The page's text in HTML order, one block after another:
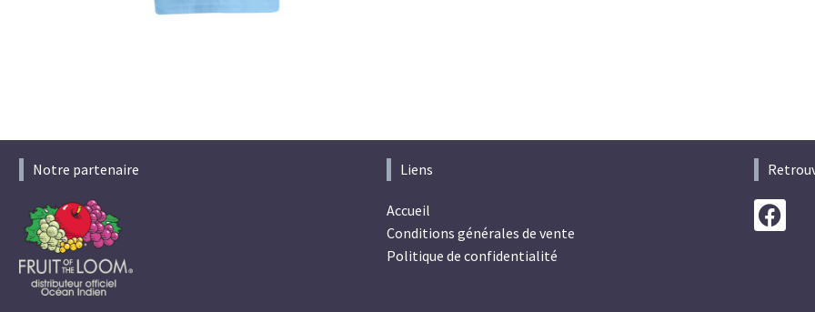
Notre partenaire Liens
Accueil
Conditions générales de vente
Politique de confidentialité